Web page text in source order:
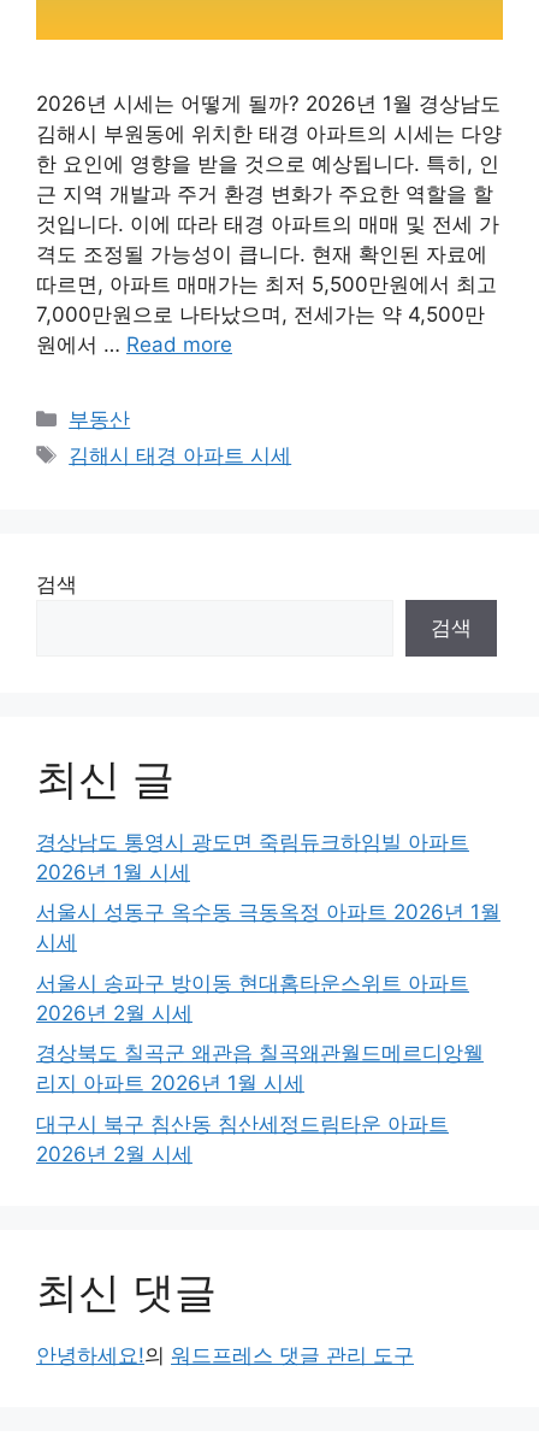
2026년 시세는 어떻게 될까? 2026년 1월 경상남도
김해시 부원동에 위치한 태경 아파트의 시세는 다양
한 요인에 영향을 받을 것으로 예상됩니다. 특히, 인
근 지역 개발과 주거 환경 변화가 주요한 역할을 할
것입니다. 이에 따라 태경 아파트의 매매 및 전세 가
격도 조정될 가능성이 큽니다. 현재 확인된 자료에
따르면, 아파트 매매가는 최저 5,500만원에서 최고
7,000만원으로 나타났으며, 전세가는 약 4,500만
원에서 … Read more
Categories
부동산
Tags
김해시 태경 아파트 시세
검색
검색
최신 글
경상남도 통영시 광도면 죽림듀크하임빌 아파트
2026년 1월 시세
서울시 성동구 옥수동 극동옥정 아파트 2026년 1월
시세
서울시 송파구 방이동 현대홈타운스위트 아파트
2026년 2월 시세
경상북도 칠곡군 왜관읍 칠곡왜관월드메르디앙웰
리지 아파트 2026년 1월 시세
대구시 북구 침산동 침산세정드림타운 아파트
2026년 2월 시세
최신 댓글
안녕하세요!의 워드프레스 댓글 관리 도구